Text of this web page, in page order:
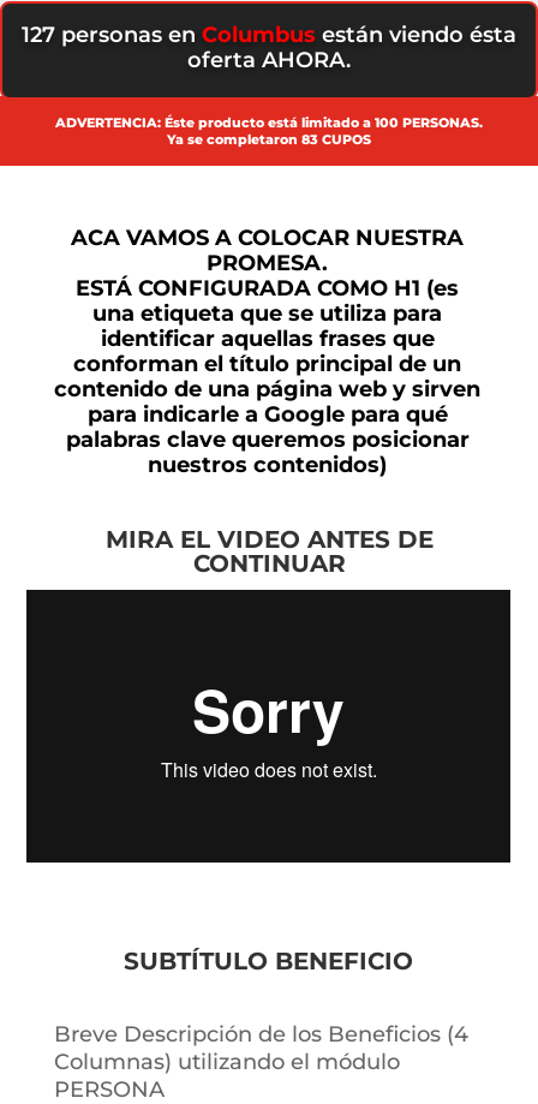
127 personas en Columbus están viendo ésta
oferta AHORA.
ADVERTENCIA: Éste producto está limitado a 100 PERSONAS.
Ya se completaron 83 CUPOS
ACA VAMOS A COLOCAR NUESTRA
PROMESA.
ESTÁ CONFIGURADA COMO H1 (es
una etiqueta quese utiliza para
identificar aquellas frases que
conforman el título principal de un
contenido de una página web y sirven
para indicarle a Google para qué
palabras clave queremos posicionar
nuestros contenidos)
MIRA EL VIDEO ANTES DE
CONTINUAR
SUBTÍTULO BENEFICIO
Breve Descripción de los Beneficios (4
Columnas) utilizando el módulo
PERSONA